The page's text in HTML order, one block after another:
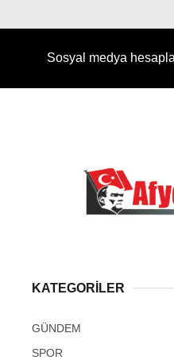
Sosyal medya
KATEGORİLER
GÜNDEM
SPOR